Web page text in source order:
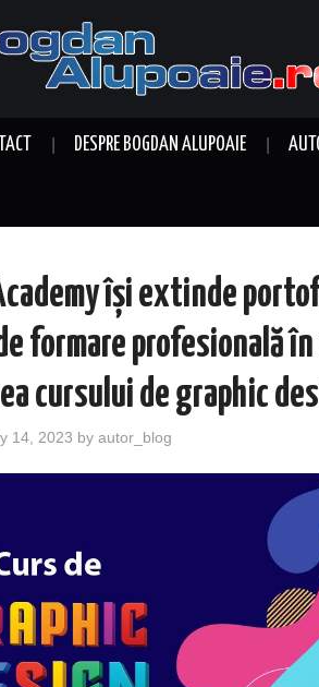
DESPRE BOGDAN ALUPOAIE
își extinde
formare profesională
cursului de graphic
14, 2023 by autor_blog